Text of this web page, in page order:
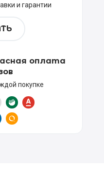
и гарантии
оплата
покупке